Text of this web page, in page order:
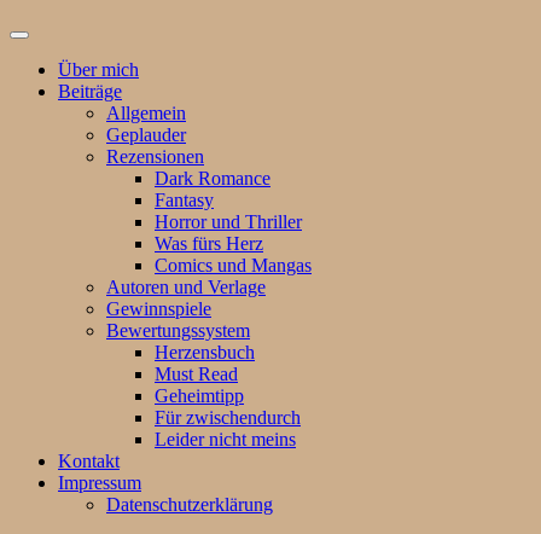
Suchfeld
ein-/ausblenden
Über mich
Beiträge
Allgemein
Geplauder
Rezensionen
Dark Romance
Fantasy
Horror und Thriller
Was fürs Herz
Comics und Mangas
Autoren und Verlage
Gewinnspiele
Bewertungssystem
Herzensbuch
Must Read
Geheimtipp
Für zwischendurch
Leider nicht meins
Kontakt
Impressum
Datenschutzerklärung